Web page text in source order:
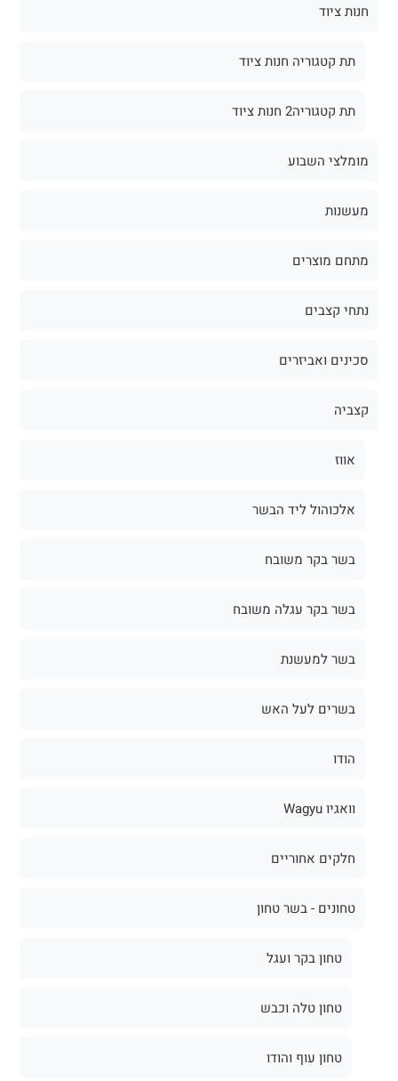
חנות ציוד
תת קטגוריה חנות ציוד
תת קטגוריה2 חנות ציוד
מומלצי השבוע
מעשנות
מתחם מוצרים
נתחי קצבים
סכינים ואביזרים
קצביה
אווז
אלכוהול ליד הבשר
בשר בקר משובח
בשר בקר עגלה משובח
בשר למעשנת
בשרים לעל האש
הודו
וואגיו Wagyu
חלקים אחוריים
טחונים - בשר טחון
טחון בקר ועגל
טחון טלה וכבש
טחון עוף והודו